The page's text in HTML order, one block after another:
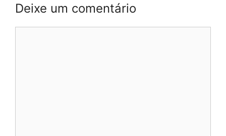
Deixe um comentário